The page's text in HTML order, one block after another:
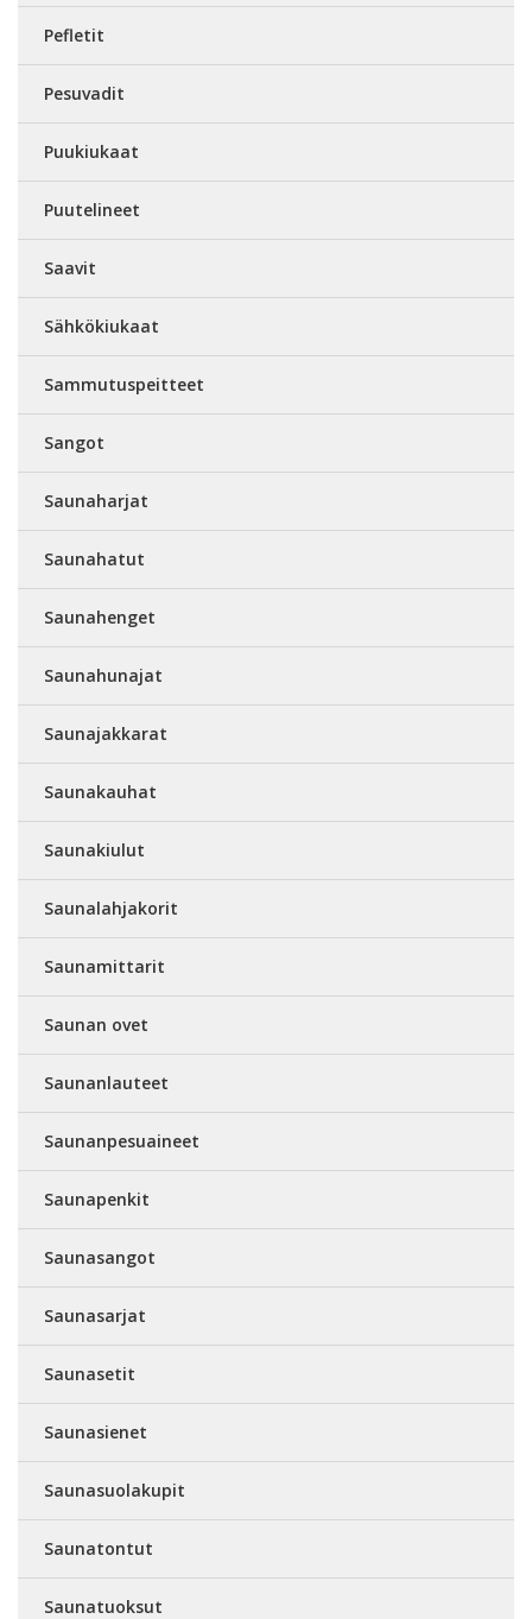
Pefletit
Pesuvadit
Puukiukaat
Puutelineet
Saavit
Sähkökiukaat
Sammutuspeitteet
Sangot
Saunaharjat
Saunahatut
Saunahenget
Saunahunajat
Saunajakkarat
Saunakauhat
Saunakiulut
Saunalahjakorit
Saunamittarit
Saunan ovet
Saunanlauteet
Saunanpesuaineet
Saunapenkit
Saunasangot
Saunasarjat
Saunasetit
Saunasienet
Saunasuolakupit
Saunatontut
Saunatuoksut